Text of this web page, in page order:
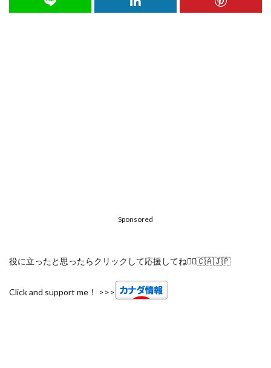
Sponsored
役に立ったと思ったらクリックして応援してね🙋‍♀️🇨🇦🇯🇵
Click and support me！ >>>